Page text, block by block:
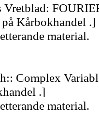
Vretblad:
Kårbokhandel .]
material.
Complex
.]
material.